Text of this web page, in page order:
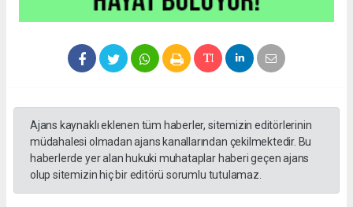
Ajans kaynaklı eklenen tüm haberler, sitemizin editörlerinin
müdahalesi olmadan ajans kanallarından çekilmektedir. Bu
haberlerde yer alan hukuki muhataplar haberi geçen ajans
olup sitemizin hiç bir editörü sorumlu tutulamaz.